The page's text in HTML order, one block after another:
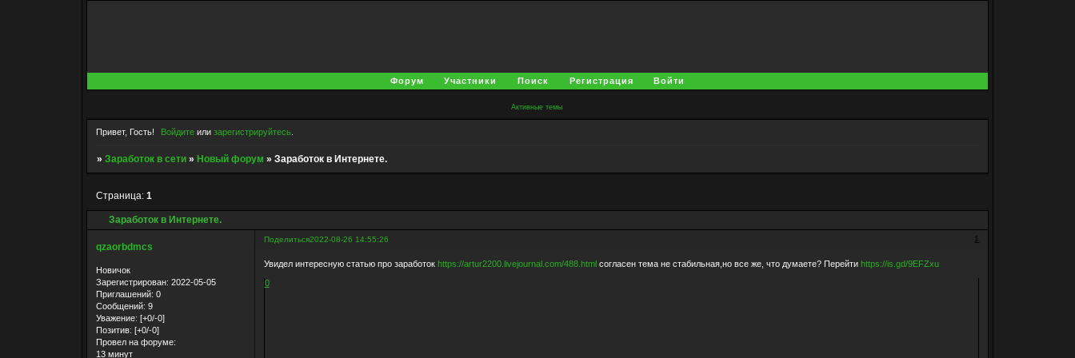
Форум Участники Поиск Регистрация Войти
Активные темы
Привет, Гость! Войдите илизарегистрируйтесь
» Заработок в сети » Новый форум » Заработок в Интернете.
Заработок в Интернете.
Страница: 1
Поделиться 1
2022-08-26 14:55:26
qzaorbdmcs
Новичок
Зарегистрирован: 2022-05-05
Приглашений: 0
Сообщений: 9
Уважение: [+0/-0]
Позитив: [+0/-0]
Провел на форуме:
13 минут
Увидел интересную статью про заработок https://artur2200.livejournal.com/488.htmlсогласен тема не стабильная,но все же, что думаете? Перейти https://is.gd/9EFZxu
0